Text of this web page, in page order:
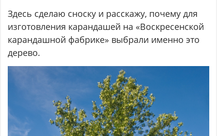
Здесь сделаю сноску и расскажу, почему для
изготовления карандашей на «Воскресенской
карандашной фабрике» выбрали именно это
дерево.